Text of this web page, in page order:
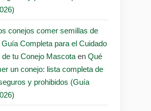
conejos comer semillas de
Completa para el Cuidado
tu Conejo Mascota en Qué
un conejo: lista completa de
y prohibidos (Guía